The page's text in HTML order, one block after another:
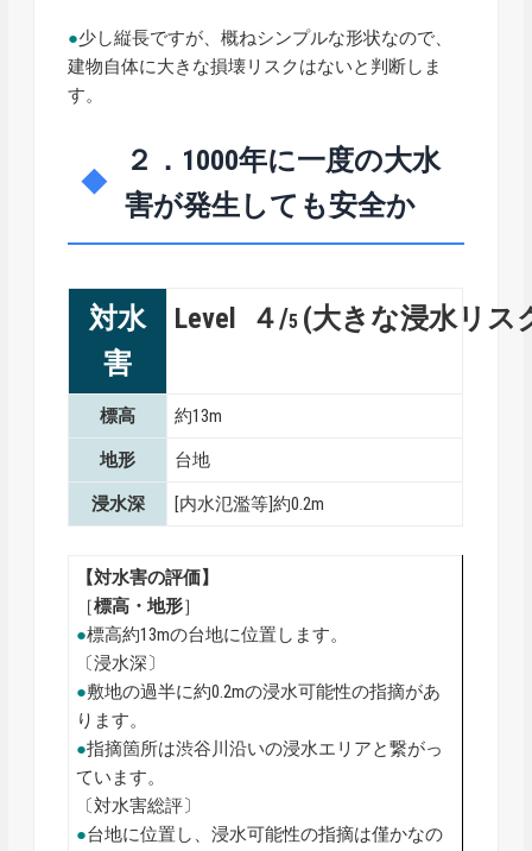
●少し縦長ですが、概ねシンプルな形状なので、
建物自体に大きな損壊リスクはないと判断しま
す。
２．1000年に一度の大水
害が発生しても安全か
対水
害
Level ４/5 (大きな浸水リス
標高 約13m
地形 台地
浸水深 [内水氾濫等]約0.2m
【対水害の評価】
［標高・地形］
●標高約13mの台地に位置します。
〔浸水深〕
●敷地の過半に約0.2mの浸水可能性の指摘があ
ります。
●指摘箇所は渋谷川沿いの浸水エリアと繋がっ
ています。
〔対水害総評〕
●台地に位置し、浸水可能性の指摘は僅かなの